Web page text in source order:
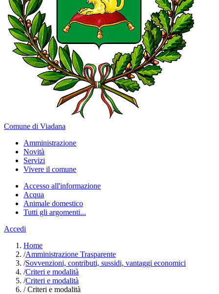
Comune di Viadana
Amministrazione
Novità
Servizi
Vivere il comune
Accesso all'informazione
Acqua
Animale domestico
Tutti gli argomenti...
Accedi
Home
/Amministrazione Trasparente
/Sovvenzioni, contributi, sussidi, vantaggi economici
/Criteri e modalità
/Criteri e modalità
/Criteri e modalità